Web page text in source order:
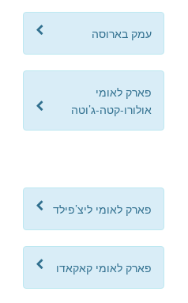
עמק בארוסה
פארק לאומי
אולורו-קטה-ג’וטה
פארק לאומי ליצ’פילד
פארק לאומי קאקאדו